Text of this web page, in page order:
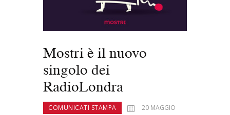
Mostri è il nuovo
singolo dei
RadioLondra
COMUNICATI STAMPA
20 MAGGIO